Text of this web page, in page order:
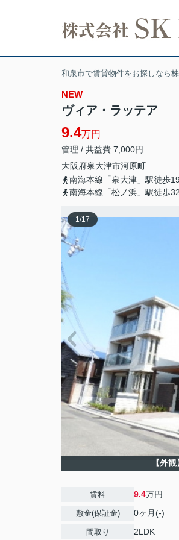
和泉市で賃貸物件をお探しなら
NEW
ヴィア・ラッテア
9.4万円
管理 / 共益費 7,000円
大阪府泉大津市河原町
南海本線「泉大津」駅徒歩
南海本線「松ノ浜」駅徒歩
1/17
【外観
賃料 9.4万円
敷金(保証金) 0ヶ月(-)
間取り 2LDK